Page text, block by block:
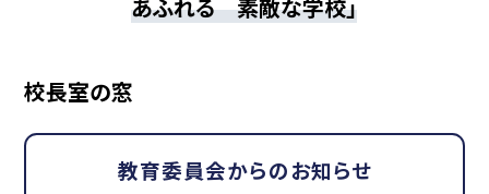
あふれる 素敵な学校」
校長室の窓
教育委員会からのお知らせ